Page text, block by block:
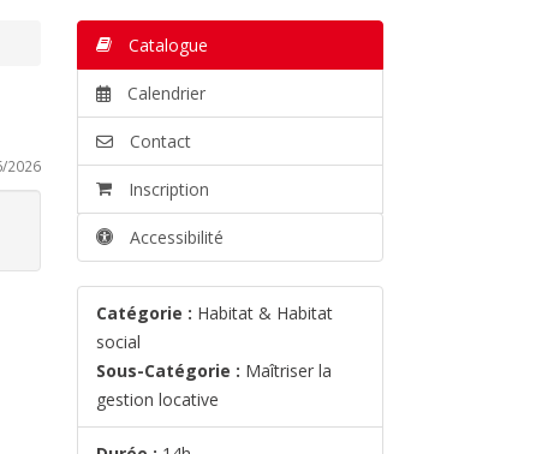
2026
Catalogue
Calendrier
Contact
Inscription
Accessibilité
Catégorie : Habitat & Habitat
social
Sous-Catégorie : Maîtriser la
gestion locative